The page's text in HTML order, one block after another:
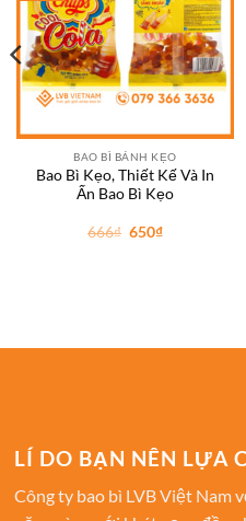
BAO BÌ BÁNH KẸO
Bao Bì Kẹo, Thiết Kế Và In
Ấn Bao Bì Kẹo
666₫ Giá
650₫Giá
LÍ DO BẠN NÊN LỰA
Công ty bao bì LVB Việt Nam